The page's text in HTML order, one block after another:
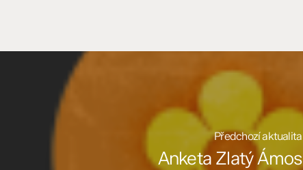
Předchozí aktualita
Anketa Zlatý Ámos